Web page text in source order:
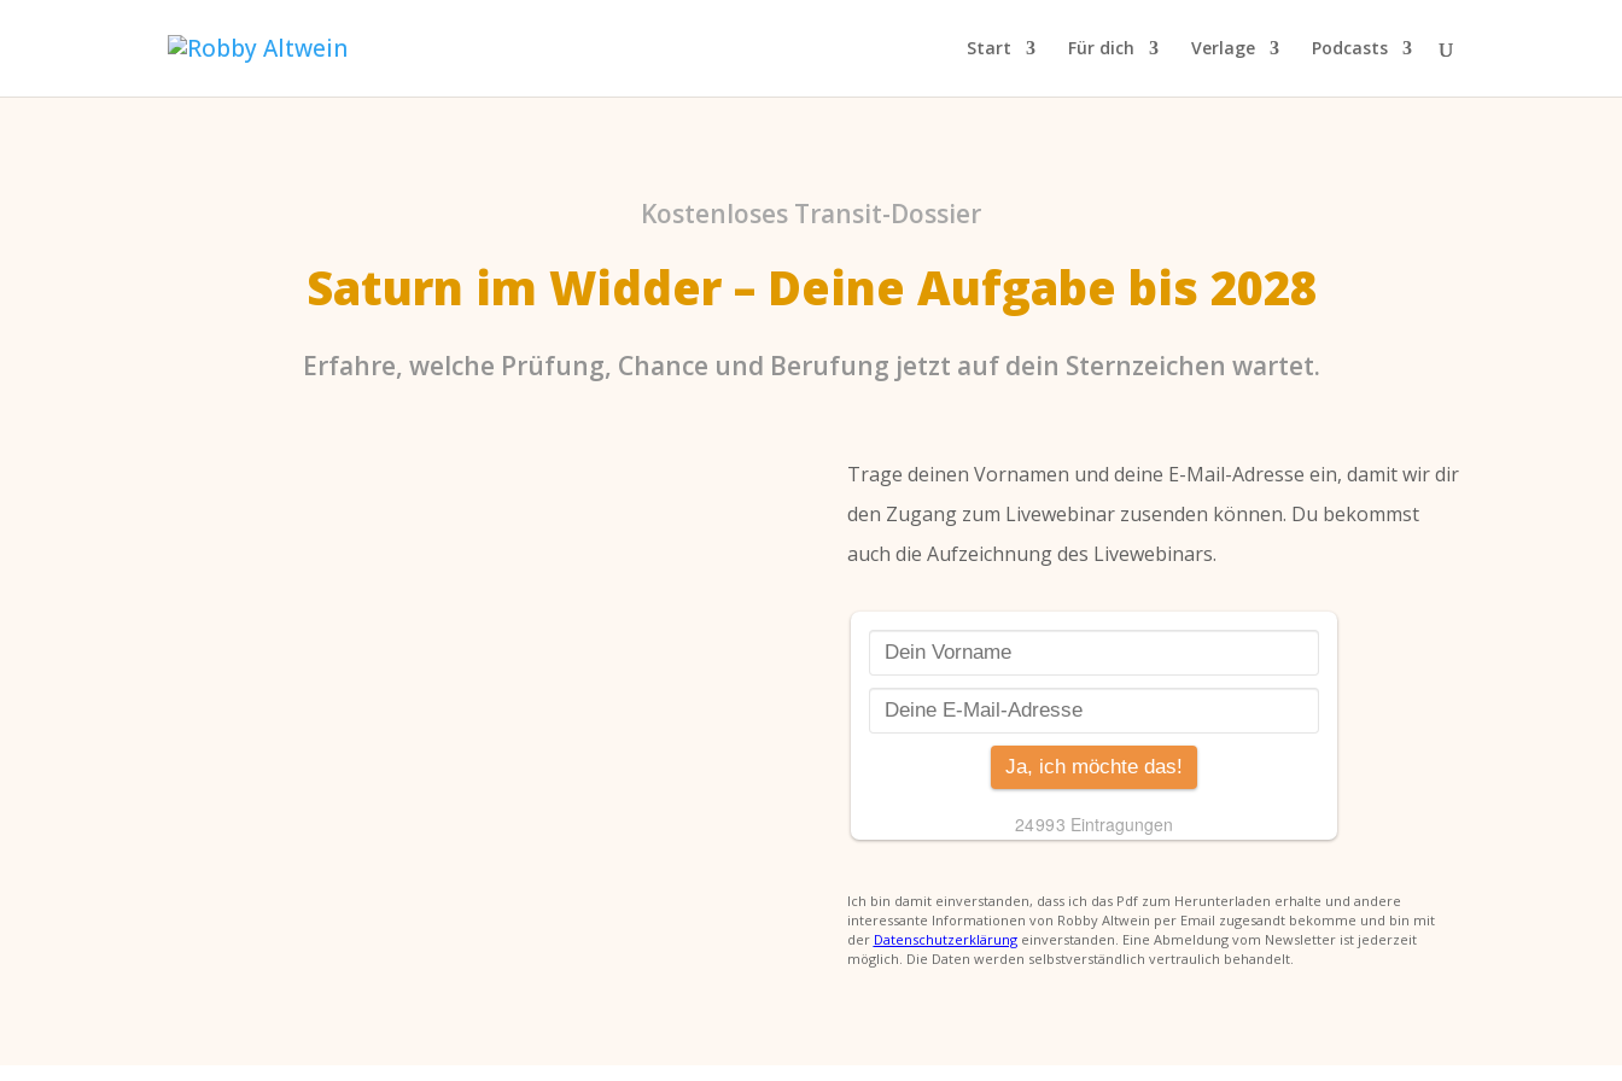
Start Für dich Verlage Podcasts
Kostenloses Transit-Dossier
Saturn im Widder – Deine Aufgabe bis 2028
Erfahre, welche Prüfung, Chance und Berufung jetzt auf dein Sternzeichen wartet.
Trage deinen Vornamen und deine E-Mail-Adresse ein, damit wir dir
den Zugang zum Livewebinar zusenden können. Du bekommst
auch die Aufzeichnung des Livewebinars.
Ich bin damit einverstanden, dass ich das Pdf zum Herunterladen erhalte und andere
interessante Informationen von Robby Altwein per Email zugesandt bekomme und bin mit
der Datenschutzerklärungeinverstanden. Eine Abmeldung vom Newsletter ist jederzeit
möglich. Die Daten werden selbstverständlich vertraulich behandelt.